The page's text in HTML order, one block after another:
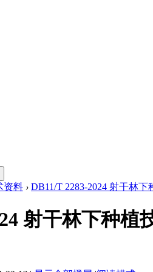
资料 › DB11/T 2283-2024 射干林
射干林下种植